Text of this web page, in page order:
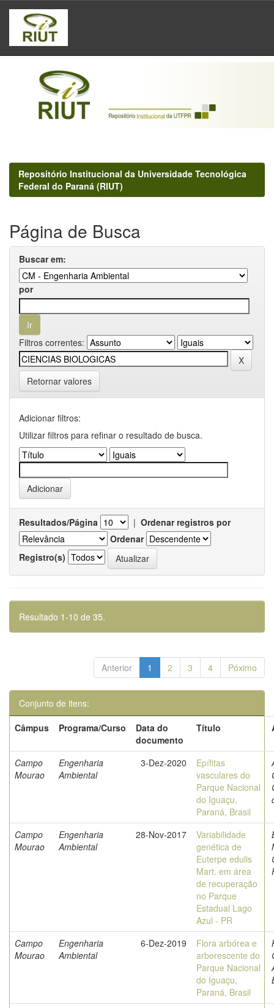
Skip
navigation
Repositório Institucional da Universidade Tecnológica
Federal do Paraná (RIUT)
Página de Busca
Buscar em:
por
Filtros correntes:
Retornar valores
Adicionar filtros:
Utilizar filtros para refinar o resultado de busca.
Resultados/Página | Ordenar registros por
Ordenar
Registro(s)
Resultado 1-10 de 35.
Anterior 1 2 3 4 Póximo
Conjunto de itens:
Câmpus
Programa/Curso
Data do
documento
Título
Campo
Mourao
Engenharia
Ambiental
3-Dez-2020
Epífitas
vasculares do
Parque Nacional
do Iguaçu,
Paraná, Brasil
Campo
Mourao
Engenharia
Ambiental
28-Nov-2017
Variabilidade
genética de
Euterpe edulis
Mart. em área
de recuperação
no Parque
Estadual Lago
Azul - PR
Campo
Mourao
Engenharia
Ambiental
6-Dez-2019
Flora arbórea e
arborescente do
Parque Nacional
do Iguaçu,
Paraná, Brasil